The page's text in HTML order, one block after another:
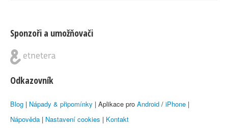
Sponzoři a umožňovači
Odkazovník
Blog | Nápady & připomínky | Aplikace pro Android / iPhone |
Nápověda | Nastavení cookies | Kontakt